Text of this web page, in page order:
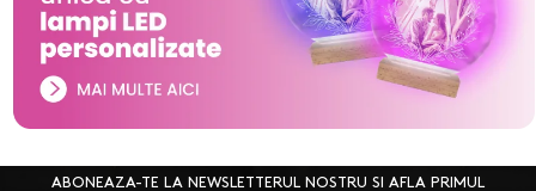
ABONEAZA-TE LA NEWSLETTERUL NOSTRU SI AFLA PRIMUL